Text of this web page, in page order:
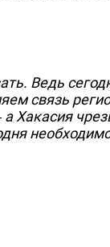
Ведь
связь
Хакасия